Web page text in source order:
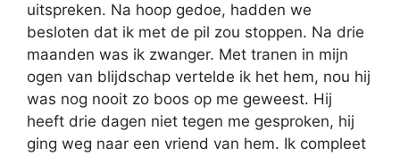
uitspreken. Na hoop gedoe, hadden we
besloten dat ik met de pil zou stoppen. Na drie
maanden was ik zwanger. Met tranen in mijn
ogen van blijdschap vertelde ik het hem, nou hij
was nog nooit zo boos op me geweest. Hij
heeft drie dagen niet tegen me gesproken, hij
ging weg naar een vriend van hem. Ik compleet